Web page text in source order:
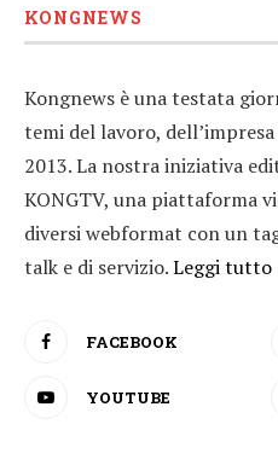
KONGNEWS
Kongnews è una testata
temi del lavoro,
2013. La nostra iniziativa
KONGTV, una piattaforma
diversi webformat con un
talk e di servizio.Leggi tutto
FACEBOOK
YOUTUBE